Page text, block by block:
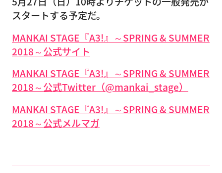
スタートする予定だ。
MANKAI STAGE『A3!』～SPRING & SUMMER
2018～公式サイト
MANKAI STAGE『A3!』～SPRING & SUMMER
2018～公式Twitter（@mankai_stage）
MANKAI STAGE『A3!』～SPRING & SUMMER
2018～公式メルマガ